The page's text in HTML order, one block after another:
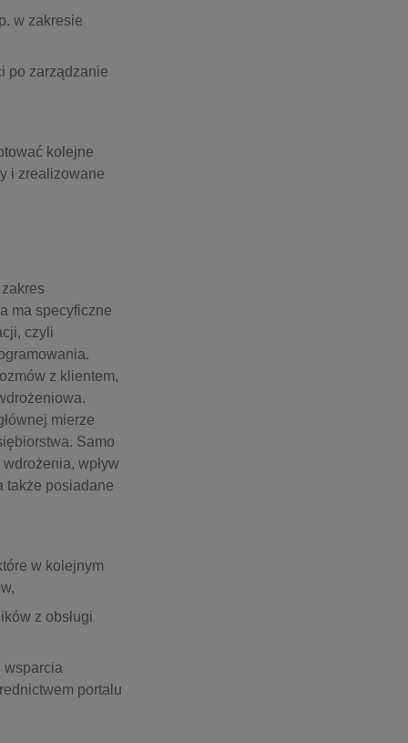
w zakresie
po zarządzanie
kolejne
i zrealizowane
ma specyficzne
czyli
z klientem,
mierze
Samo
wpływ
także posiadane
w kolejnym
z obsługi
wsparcia
portalu